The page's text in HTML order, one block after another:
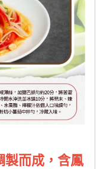
製而成，含鳳